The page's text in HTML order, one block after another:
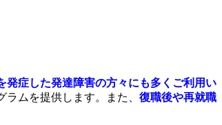
発症した発達障害の方々にも多くご利用い
ムを提供します。また、 復職後や再就職